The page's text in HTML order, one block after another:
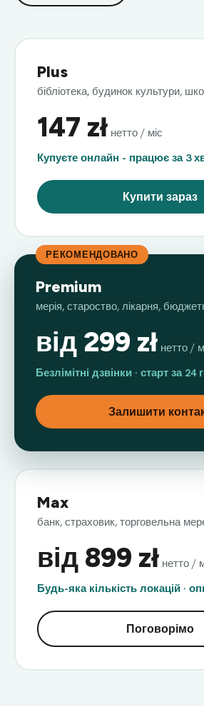
Plus
бібліотека, будинок культури,
147 zł нетто / міс
Купуєте онлайн - працює за 3
Купити зараз
РЕКОМЕНДОВАНО
Premium
мерія, староство, лікарня,
від 299 zł нетто /
Безлімітні дзвінки · старт за 24
Залишити
Max
банк, страховик, торговельна
від 899 zł нетто /
Будь-яка кількість локацій ·
Поговорімо